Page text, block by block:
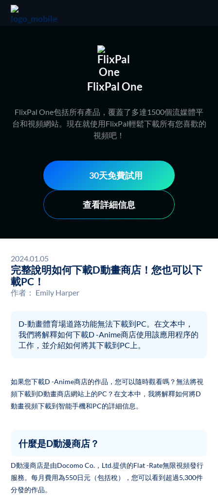
FlixPal One
FlixPal One包括所有產品，覆蓋了多達1500個流媒體平
台和視頻網站。現在就使用FlixPal輕鬆下載所有您喜歡的
視頻吧！
30天免費試用
查看詳細信息
2024.01.05
完整說明如何下載D動畫商店！您也可以下
載PC！
作者： Emily Harper
D-動畫體育場道路功能無法下載到PC。在文本中，
我們將解釋如何下載D -Anime商店使用該應用程序的
工作，並介紹如何將其下載到PC上。
如果您下載D -Anime商店的作品，您可以隨時觀看嗎？無法將視
頻下載到D動畫商店網站上的PC？在文本中，我將解釋如何將D
動畫視頻下載到智能手機和PC的詳細信息。
什麼是D動漫商店？
D動漫商店是由Docomo Co.，Ltd.提供的Flat -Rate無限視頻發行
服務。每月費用為550日元（包括稅），您可以看到超過5,300件
分發的作品。